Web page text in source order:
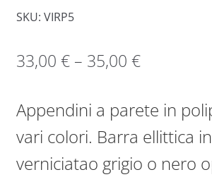
SKU: VIRP5
33,00 €– 35,00 €
Appendini a parete in
vari colori. Barra ellittica
verniciatao grigio o nero